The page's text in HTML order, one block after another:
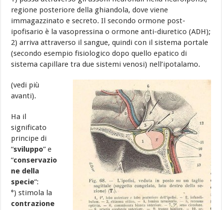
regione posteriore della ghiandola, dove viene
immagazzinato e secreto. Il secondo ormone post-
ipofisario è la vasopressina o ormone anti-diuretico (ADH);
2) arriva attraverso il sangue, quindi con il sistema portale
(secondo esempio fisiologico dopo quello epatico di
sistema capillare tra due sistemi venosi) nell’ipotalamo.
(vedi più
avanti).
Ha il
significato
principe di
“sviluppo” e
“conservazio
ne della
specie“:
°) stimola la
contrazione